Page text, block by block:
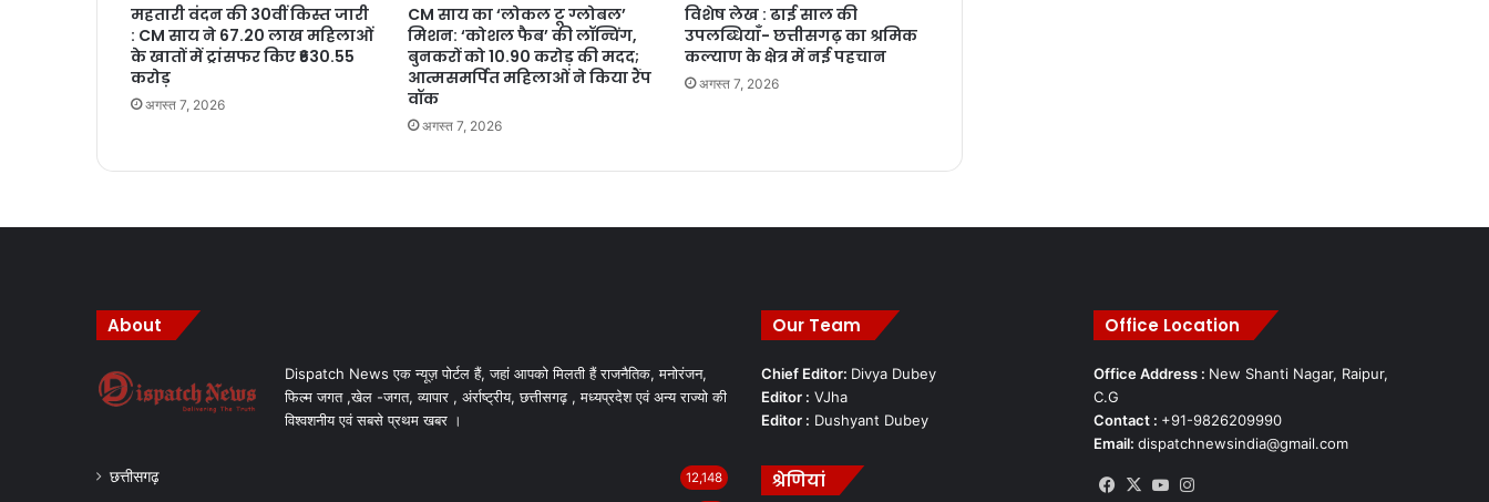
महतारी वंदन की 30वीं किस्त जारी
: CM साय ने 67.20 लाख महिलाओं
के खातों में ट्रांसफर किए ₹630.55
करोड़
अगस्त 7, 2026
CM साय का ‘लोकल टू ग्लोबल’
मिशन: ‘कोशल फैब’ की लॉन्चिंग,
बुनकरों को 10.90 करोड़ की मदद;
आत्मसमर्पित महिलाओं ने किया रैंप
वॉक
अगस्त 7, 2026
विशेष लेख : ढाई साल की
उपलब्धियाँ- छत्तीसगढ़ का श्रमिक
कल्याण के क्षेत्र में नई पहचान
अगस्त 7, 2026
About
Dispatch News एक न्यूज़ पोर्टल हैं, जहां आपको मिलती हैं राजनैतिक, मनोरंजन,
फिल्म जगत ,खेल -जगत, व्यापार , अंर्राष्ट्रीय, छत्तीसगढ़ , मध्यप्रदेश एवं अन्य राज्यो की
विश्वशनीय एवं सबसे प्रथम खबर ।
छत्तीसगढ़ 12,148
Our Team
Chief Editor: Divya Dubey
Editor : VJha
Editor : Dushyant Dubey
श्रेणियां
Office Location
Office Address : New Shanti Nagar, Raipur,
C.G
Contact : +91-9826209990
Email: dispatchnewsindia@gmail.com
Facebook
X YouTube